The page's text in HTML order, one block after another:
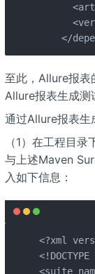
</
至此，Allure报表
Allure报表生成测
通过Allure报表生
（1）在工程目
与上述Maven
入如下信息：
<?xml
<suite